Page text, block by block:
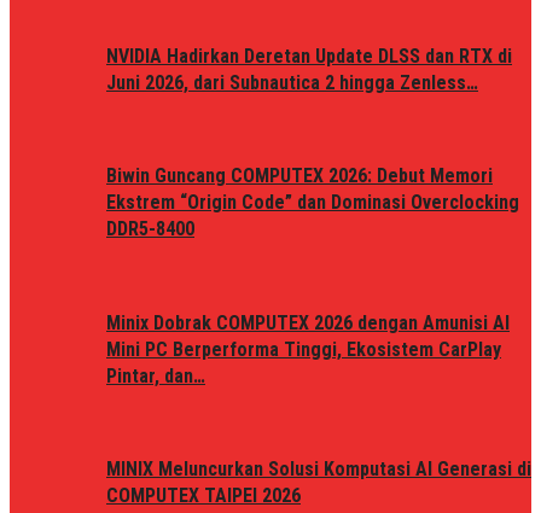
NVIDIA Hadirkan Deretan Update DLSS dan RTX di
Juni 2026, dari Subnautica 2 hingga Zenless…
Biwin Guncang COMPUTEX 2026: Debut Memori
Ekstrem “Origin Code” dan Dominasi Overclocking
DDR5-8400
Minix Dobrak COMPUTEX 2026 dengan Amunisi AI
Mini PC Berperforma Tinggi, Ekosistem CarPlay
Pintar, dan…
MINIX Meluncurkan Solusi Komputasi AI Generasi di
COMPUTEX TAIPEI 2026